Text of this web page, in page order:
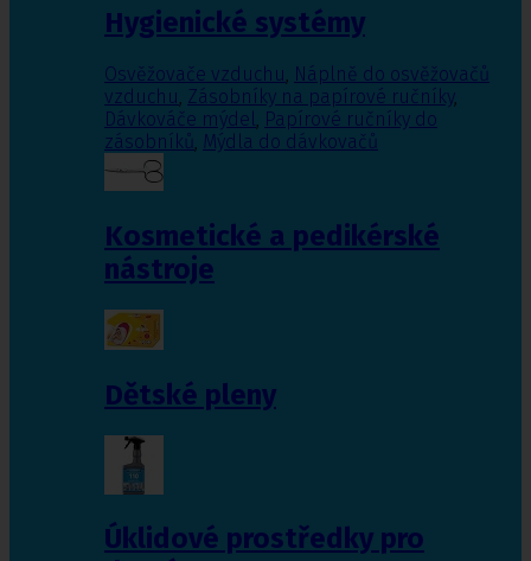
Hygienické systémy
Osvěžovače vzduchu, Náplně do osvěžovačů
vzduchu, Zásobníky na papírové ručníky,
Dávkováče mýdel, Papírové ručníky do
zásobníků, Mýdla do dávkovačů
Kosmetické a pedikérské
nástroje
Dětské pleny
Úklidové prostředky pro